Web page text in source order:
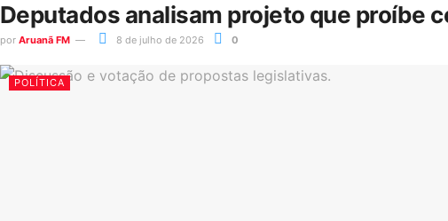
Deputados analisam projeto que proíbe
por Aruanã FM 8 de julho de 2026 0
POLÍTICA